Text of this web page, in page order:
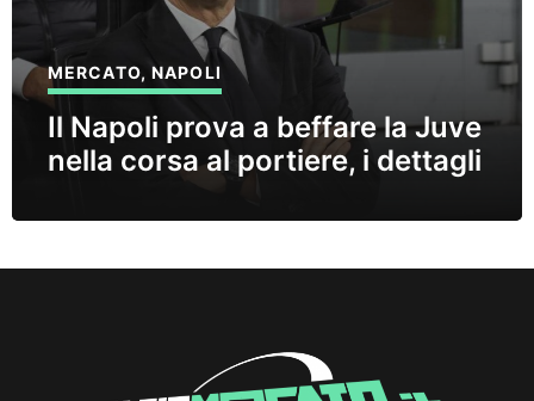
MERCATO, NAPOLI
Il Napoli prova a beffare la Juve
nella corsa al portiere, i dettagli